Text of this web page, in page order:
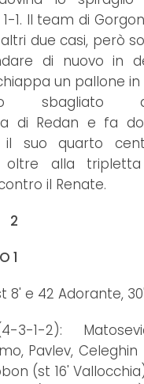
1. Il team di
due casi, però
di nuovo in
un pallone in
di Redan e fa
il suo quarto
oltre alla
il Renate.
2
1
8' e 42 Adorante,
(4-3-1-2):
Pavlev,
(st 16'